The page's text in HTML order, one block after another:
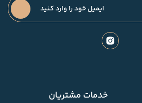
خدمات مشتریان